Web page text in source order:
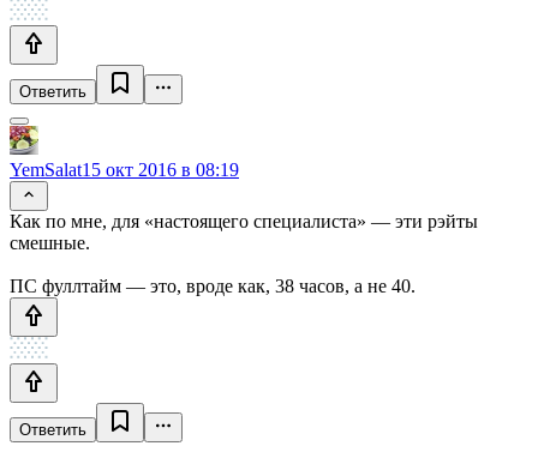
Ответить
YemSalat15 окт 2016 в 08:19
Как по мне, для «настоящего специалиста» — эти рэйты
смешные.
ПС фуллтайм — это, вроде как, 38 часов, а не 40.
Ответить